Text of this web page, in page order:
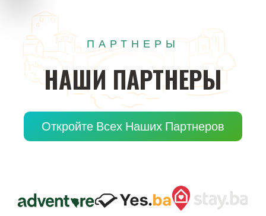
ПАРТНЕРЫ
НАШИ ПАРТНЕРЫ
Откройте Всех Наших Партнеров